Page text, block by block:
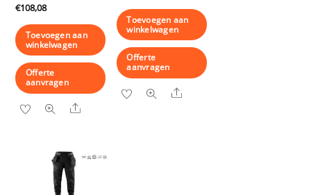
€108,08
Toevoegen aan
winkelwagen
Offerte
aanvragen
Share
Toevoegen aan
winkelwagen
Offerte
aanvragen
Share